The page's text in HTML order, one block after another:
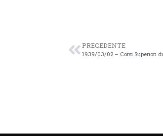
PRECEDENTE
1939/03/02 – Corsi Superiori